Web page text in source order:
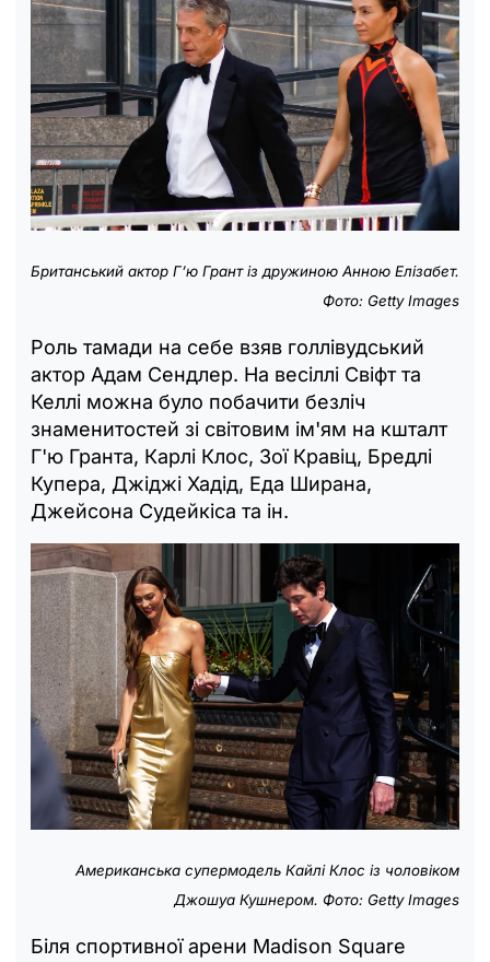
Британський актор Г’ю Грант із дружиною Анною Елізабет.
Фото: Getty Images
Роль тамади на себе взяв голлівудський
актор Адам Сендлер. На весіллі Свіфт та
Келлі можна було побачити безліч
знаменитостей зі світовим ім'ям на кшталт
Г'ю Гранта, Карлі Клос, Зої Кравіц, Бредлі
Купера, Джіджі Хадід, Еда Ширана,
Джейсона Судейкіса та ін.
Американська супермодель Кайлі Клос із чоловіком
Джошуа Кушнером. Фото: Getty Images
Біля спортивної арени Madison Square